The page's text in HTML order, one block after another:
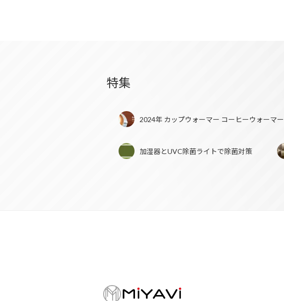
特集
2024年 カップウォーマー コーヒーウォーマー
加湿器とUVC除菌ライトで除菌対策